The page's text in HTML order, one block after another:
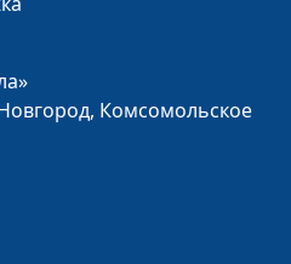
Комсомольское